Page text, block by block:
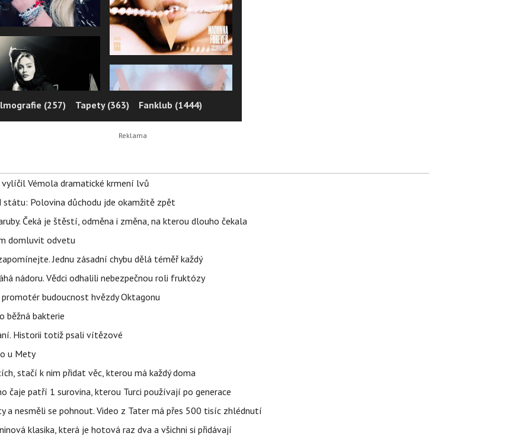
(257) Tapety (363) Fanklub (1444)
Vémola dramatické krmení lvů
státu: Polovina důchodu jde okamžitě zpět
Čeká je štěstí, odměna i změna, na kterou dlouho čekala
domluvit odvetu
Jednu zásadní chybu dělá téměř každý
nádoru. Vědci odhalili nebezpečnou roli fruktózy
budoucnost hvězdy Oktagonu
běžná bakterie
Historii totiž psali vítězové
u Mety
stačí k nim přidat věc, kterou má každý doma
čaje patří 1 surovina, kterou Turci používají po generace
a nesměli se pohnout. Video z Tater má přes 500 tisíc zhlédnutí
klasika, která je hotová raz dva a všichni si přidávají